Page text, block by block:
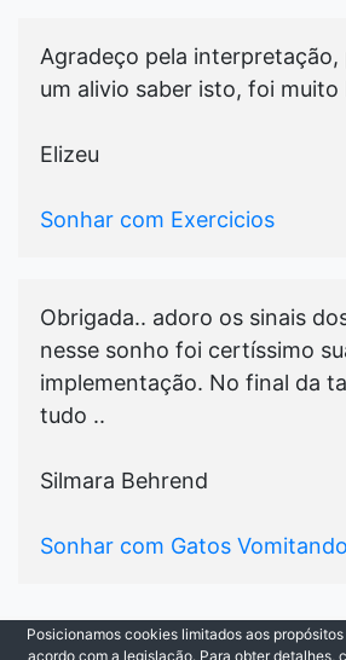
Agradeço pela interpretação,
um alivio saber isto, foi muito
Elizeu
Sonhar com Exercicios
Obrigada.. adoro os sinais
nesse sonho foi certíssimo
implementação. No final da
tudo ..
Silmara Behrend
Sonhar com Gatos Vomitando
© 2021-2026Cada Sonho|Todos
Posicionamos cookies limitados aos
acordo com a legislação. Para obter detalhes,